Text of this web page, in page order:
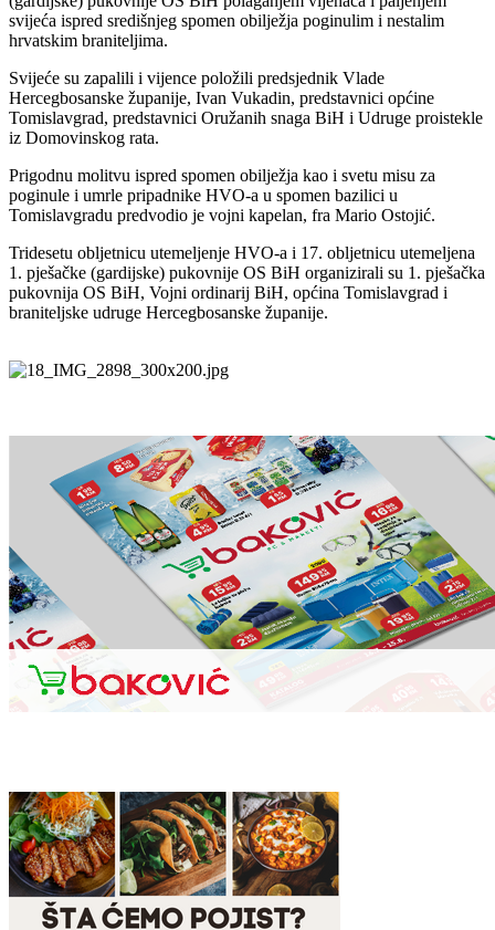
svijeća ispred središnjeg spomen obilježja poginulim i nestalim
hrvatskim braniteljima.
Svijeće su zapalili i vijence položili predsjednik Vlade
Hercegbosanske županije, Ivan Vukadin, predstavnici općine
Tomislavgrad, predstavnici Oružanih snaga BiH i Udruge proistekle
iz Domovinskog rata.
Prigodnu molitvu ispred spomen obilježja kao i svetu misu za
poginule i umrle pripadnike HVO-a u spomen bazilici u
Tomislavgradu predvodio je vojni kapelan, fra Mario Ostojić.
Tridesetu obljetnicu utemeljenje HVO-a i 17. obljetnicu utemeljena
1. pješačke (gardijske) pukovnije OS BiH organizirali su 1. pješačka
pukovnija OS BiH, Vojni ordinarij BiH, općina Tomislavgrad i
braniteljske udruge Hercegbosanske županije.